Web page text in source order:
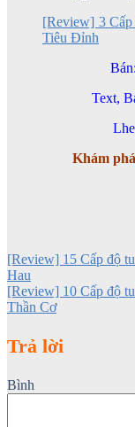
[Review] 3
Tiêu Đỉnh
Text,
Khám
[Review] 15 Cấp độ
Hau
[Review] 10 Cấp độ
Thần Cơ
Trả lời